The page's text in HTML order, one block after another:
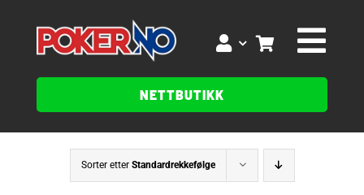
content
NETTBUTIKK
Sorter etter Standardrekkefølge